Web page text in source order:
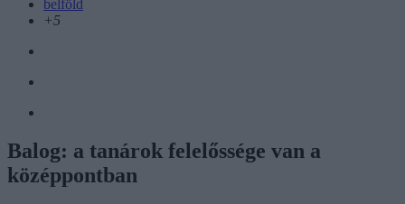
belföld
+5
Balog: a tanárok felelőssége van a
középpontban